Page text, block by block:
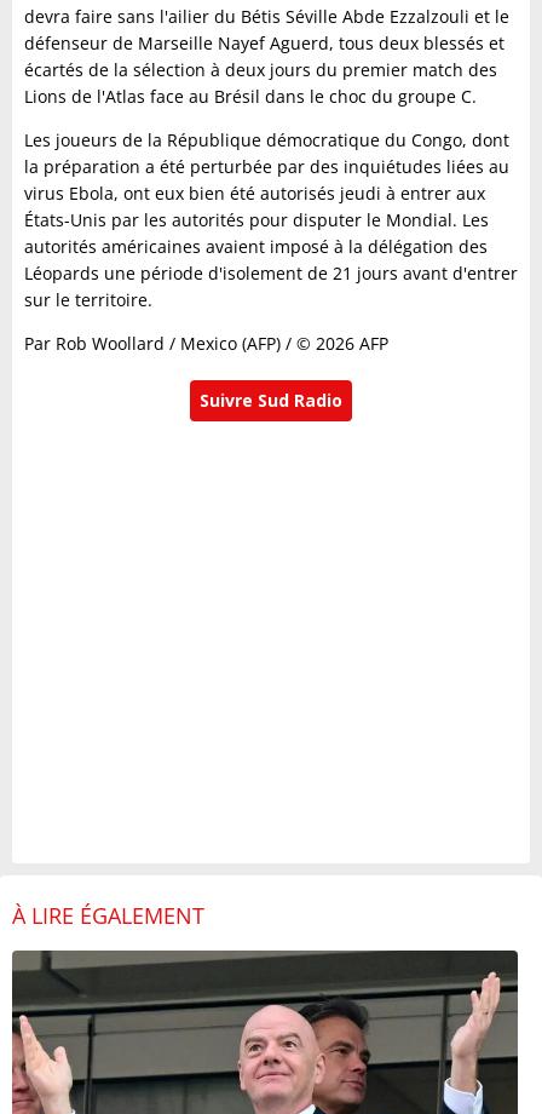
devra faire sans l'ailier du Bétis Séville Abde Ezzalzouli et le
défenseur de Marseille Nayef Aguerd, tous deux blessés et
écartés de la sélection à deux jours du premier match des
Lions de l'Atlas face au Brésil dans le choc du groupe C.
Les joueurs de la République démocratique du Congo, dont
la préparation a été perturbée par des inquiétudes liées au
virus Ebola, ont eux bien été autorisés jeudi à entrer aux
États-Unis par les autorités pour disputer le Mondial. Les
autorités américaines avaient imposé à la délégation des
Léopards une période d'isolement de 21 jours avant d'entrer
sur le territoire.
Par Rob Woollard / Mexico (AFP) / © 2026 AFP
Suivre Sud Radio
À LIRE ÉGALEMENT